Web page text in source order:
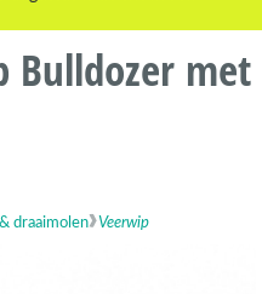
Bulldozer met
draaimolen Veerwip